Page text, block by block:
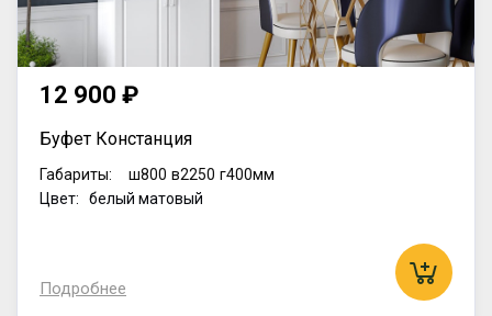
12 900 ₽
Буфет Констанция
Габариты: ш800 в2250 г400мм
Цвет: белый матовый
Подробнее